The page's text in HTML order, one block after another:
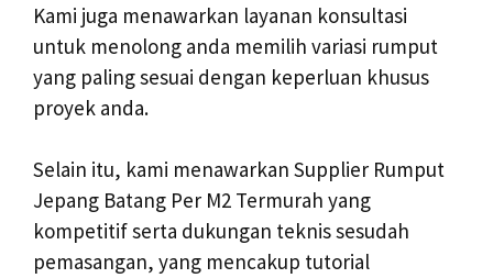
Kami juga menawarkan layanan konsultasi
untuk menolong anda memilih variasi rumput
yang paling sesuai dengan keperluan khusus
proyek anda.
Selain itu, kami menawarkan Supplier Rumput
Jepang Batang Per M2 Termurah yang
kompetitif serta dukungan teknis sesudah
pemasangan, yang mencakup tutorial